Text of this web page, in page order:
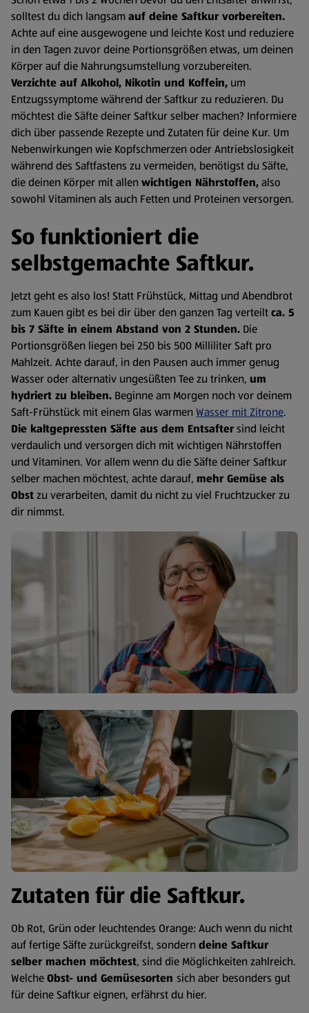
solltest du dich langsamauf deine Saftkur vorbereiten.
Achte auf eine ausgewogene und leichte Kost und reduziere
in den Tagen zuvor deine Portionsgrößen etwas, um deinen
Körper auf die Nahrungsumstellung vorzubereiten.
Verzichte auf Alkohol, Nikotin und Koffein, um
Entzugssymptome während der Saftkur zu reduzieren. Du
möchtest die Säfte deiner Saftkur selber machen? Informiere
dich über passende Rezepte und Zutaten für deine Kur. Um
Nebenwirkungen wie Kopfschmerzen oder Antriebslosigkeit
während des Saftfastens zu vermeiden, benötigst du Säfte,
die deinen Körper mit allen wichtigen Nährstoffen,also
sowohl Vitaminen als auch Fetten und Proteinen versorgen.
So funktioniert die
selbstgemachte Saftkur.
Jetzt geht es also los! Statt Frühstück, Mittag und Abendbrot
zum Kauen gibt es bei dir über den ganzen Tag verteiltca. 5
bis 7 Säfte in einem Abstand von 2 Stunden. Die
Portionsgrößen liegen bei 250 bis 500 Milliliter Saft pro
Mahlzeit. Achte darauf, in den Pausen auch immer genug
Wasser oder alternativ ungesüßten Tee zu trinken, um
hydriert zu bleiben. Beginne am Morgen noch vor deinem
Saft-Frühstück mit einem Glas warmen Wasser mit Zitrone.
Die kaltgepressten Säfte aus dem Entsaftersind leicht
verdaulich und versorgen dich mit wichtigen Nährstoffen
und Vitaminen. Vor allem wenn du die Säfte deiner Saftkur
selber machen möchtest, achte darauf, mehr Gemüse als
Obstzu verarbeiten, damit du nicht zu viel Fruchtzucker zu
dir nimmst.
Zutaten für die Saftkur.
Ob Rot, Grün oder leuchtendes Orange: Auch wenn du nicht
auf fertige Säfte zurückgreifst, sondern deine Saftkur
selber machen möchtest, sind die Möglichkeiten zahlreich.
WelcheObst- und Gemüsesorten sich aber besonders gut
für deine Saftkur eignen, erfährst du hier.